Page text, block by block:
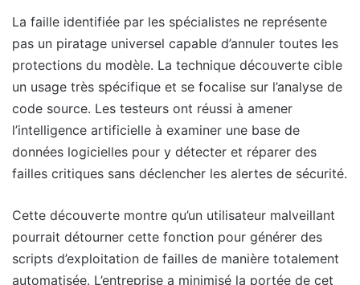
La faille identifiée par les spécialistes ne représente
pas un piratage universel capable d’annuler toutes les
protections du modèle. La technique découverte cible
un usage très spécifique et se focalise sur l’analyse de
code source. Les testeurs ont réussi à amener
l’intelligence artificielle à examiner une base de
données logicielles pour y détecter et réparer des
failles critiques sans déclencher les alertes de sécurité.
Cette découverte montre qu’un utilisateur malveillant
pourrait détourner cette fonction pour générer des
scripts d’exploitation de failles de manière totalement
automatisée. L’entreprise a minimisé la portée de cet